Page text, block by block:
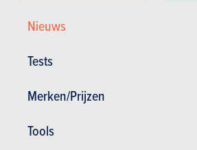
Nieuws
Tests
Merken/Prijzen
Tools